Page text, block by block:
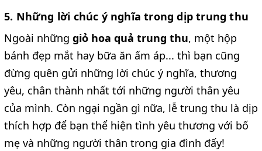
5. Những lời chúc ý nghĩa trong dịp trung thu
Ngoài những giỏ hoa quả trung thu, một hộp
bánh đẹp mắt hay bữa ăn ấm áp... thì bạn cũng
đừng quên gửi những lời chúc ý nghĩa, thương
yêu, chân thành nhất tới những người thân yêu
của mình. Còn ngại ngần gì nữa, lễ trung thu là dịp
thích hợp để bạn thể hiện tình yêu thương với bố
mẹ và những người thân trong gia đình đấy!